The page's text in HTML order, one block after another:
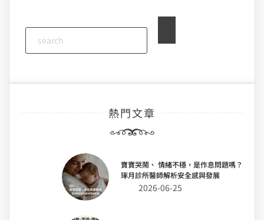
熱門文章
寶寶哭鬧、 情緒不穩，是作息問題嗎？
琢月診所醫師解析安全感與發展
2026-06-25